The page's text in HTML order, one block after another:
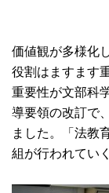
価値観が多様化
役割はますます
重要性が文部科
導要領の改訂で
ました。「法教
組が行われてい